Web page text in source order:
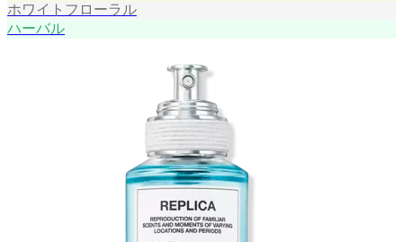
ホワイトフローラル
ハーバル